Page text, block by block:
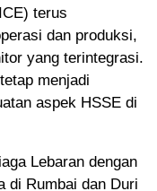
terus
dan produksi,
yang terintegrasi.
menjadi
aspek HSSE di
Lebaran dengan
di Rumbai dan Duri